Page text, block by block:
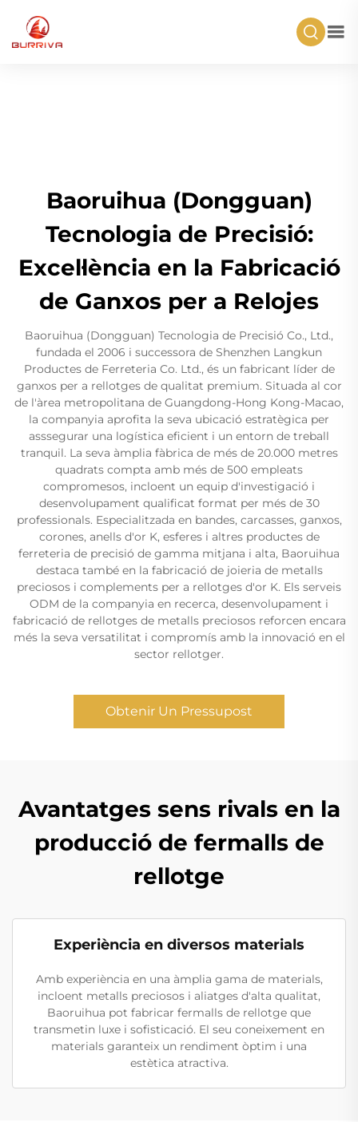
Baoruihua (Dongguan)
Tecnologia de Precisió:
Excel·lència en la Fabricació
de Ganxos per a Relojes
Baoruihua (Dongguan) Tecnologia de Precisió Co., Ltd.,
fundada el 2006 i successora de Shenzhen Langkun
Productes de Ferreteria Co. Ltd., és un fabricant líder de
ganxos per a rellotges de qualitat premium. Situada al cor
de l'àrea metropolitana de Guangdong-Hong Kong-Macao,
la companyia aprofita la seva ubicació estratègica per
asssegurar una logística eficient i un entorn de treball
tranquil. La seva àmplia fàbrica de més de 20.000 metres
quadrats compta amb més de 500 empleats
compromesos, incloent un equip d'investigació i
desenvolupament qualificat format per més de 30
professionals. Especialitzada en bandes, carcasses, ganxos,
corones, anells d'or K, esferes i altres productes de
ferreteria de precisió de gamma mitjana i alta, Baoruihua
destaca també en la fabricació de joieria de metalls
preciosos i complements per a rellotges d'or K. Els serveis
ODM de la companyia en recerca, desenvolupament i
fabricació de rellotges de metalls preciosos reforcen encara
més la seva versatilitat i compromís amb la innovació en el
sector rellotger.
Obtenir Un Pressupost
Avantatges sens rivals en la
producció de fermalls de
rellotge
Experiència en diversos materials
Amb experiència en una àmplia gama de materials,
incloent metalls preciosos i aliatges d'alta qualitat,
Baoruihua pot fabricar fermalls de rellotge que
transmetin luxe i sofisticació. El seu coneixement en
materials garanteix un rendiment òptim i una
estètica atractiva.